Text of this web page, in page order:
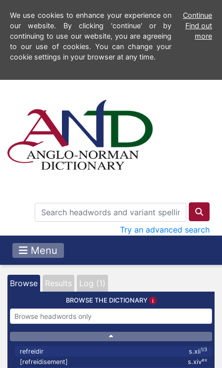
We use cookies to enhance your experience on
our website. By clicking 'continue' or by
continuing to use our website, you are agreeing
to our use of cookies. You can change your
cookie settings in your browser at any time.
Continue
Find out
more
Try an advanced search
Menu
Browse Results Log (1)
BROWSE THE DICTIONARY
refreidir s.xii1/3
[refreidisement] s.xivex